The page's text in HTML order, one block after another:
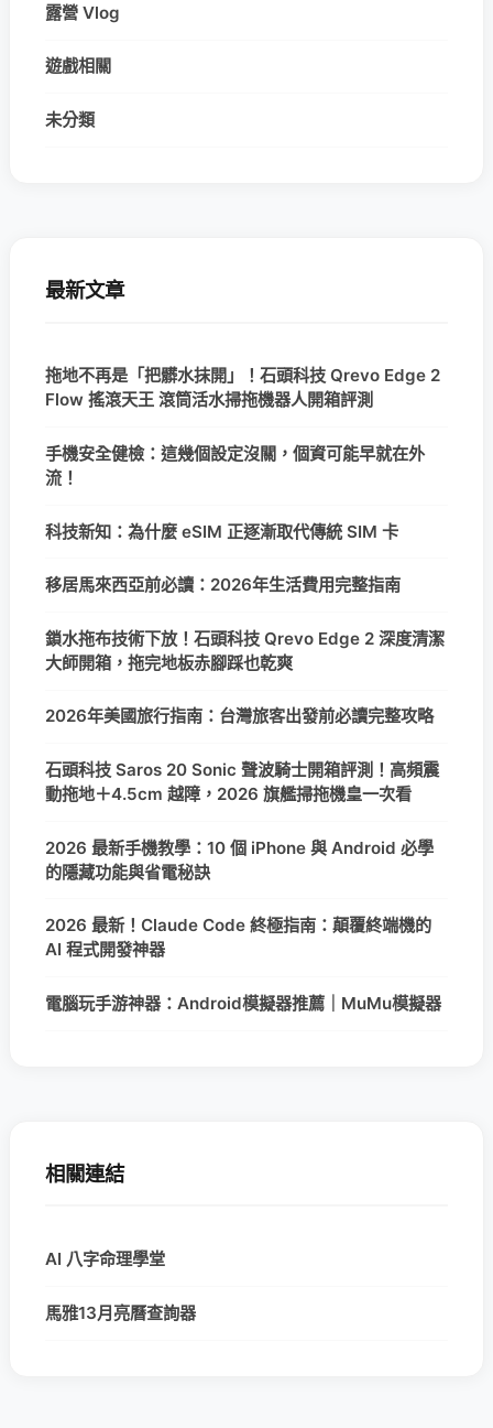
露營 Vlog
遊戲相關
未分類
最新文章
拖地不再是「把髒水抹開」！石頭科技 Qrevo Edge 2
Flow 搖滾天王 滾筒活水掃拖機器人開箱評測
手機安全健檢：這幾個設定沒關，個資可能早就在外
流！
科技新知：為什麼 eSIM 正逐漸取代傳統 SIM 卡
移居馬來西亞前必讀：2026年生活費用完整指南
鎖水拖布技術下放！石頭科技 Qrevo Edge 2 深度清潔
大師開箱，拖完地板赤腳踩也乾爽
2026年美國旅行指南：台灣旅客出發前必讀完整攻略
石頭科技 Saros 20 Sonic 聲波騎士開箱評測！高頻震
動拖地＋4.5cm 越障，2026 旗艦掃拖機皇一次看
2026 最新手機教學：10 個 iPhone 與 Android 必學
的隱藏功能與省電秘訣
2026 最新！Claude Code 終極指南：顛覆終端機的
AI 程式開發神器
電腦玩手游神器：Android模擬器推薦｜MuMu模擬器
相關連結
AI 八字命理學堂
馬雅13月亮曆查詢器